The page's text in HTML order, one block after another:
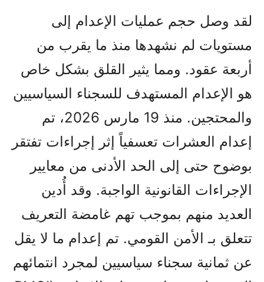
لقد وصل حجم عمليات الإعدام إلى
مستويات لم نشهدها منذ ما يقرب من
أربعة عقود. ومما يثير القلق بشكل خاص
هو الإعدام المستهدف للسجناء السياسيين
والمحتجين. منذ 19 مارس 2026، تم
إعدام العشرات تعسفياً إثر إجراءات تفتقر
بوضوح حتى إلى الحد الأدنى من معايير
الإجراءات القانونية الواجبة. وقد أُدين
العديد منهم بموجب تهم غامضة التعريف
تتعلق بـ الأمن القومي. تم إعدام ما لا يقل
عن ثمانية سجناء سياسيين لمجرد انتمائهم